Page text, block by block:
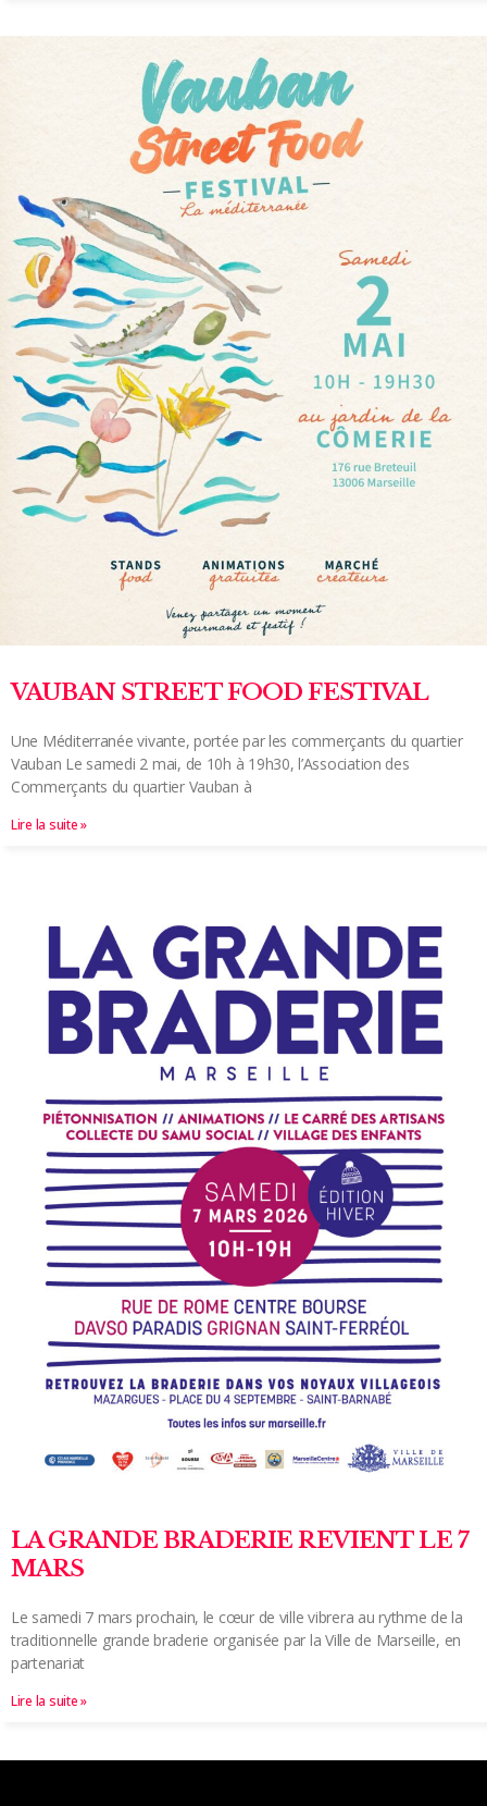
VAUBAN STREET FOOD FESTIVAL
Une Méditerranée vivante, portée par les commerçants du quartier
Vauban Le samedi 2 mai, de 10h à 19h30, l’Association des
Commerçants du quartier Vauban à
Lire la suite »
LA GRANDE BRADERIE REVIENT LE 7
MARS
Le samedi 7 mars prochain, le cœur de ville vibrera au rythme de la
traditionnelle grande braderie organisée par la Ville de Marseille, en
partenariat
Lire la suite »